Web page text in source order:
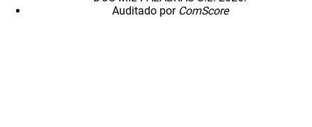
Auditado por ComScore